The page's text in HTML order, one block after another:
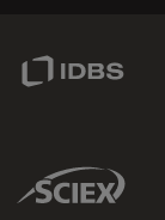
Sciex Link